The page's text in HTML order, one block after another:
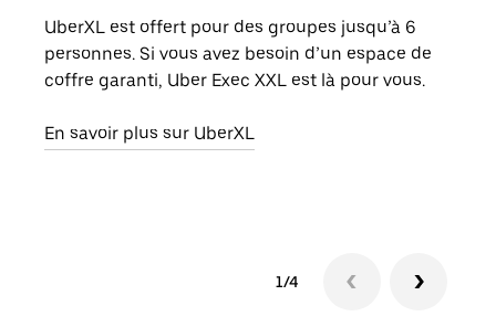
UberXL est offert pour des groupes jusqu’à 6
personnes. Si vous avez besoin d’un espace de
coffre garanti, Uber Exec XXL est là pour vous.
En savoir plus sur UberXL
1/4